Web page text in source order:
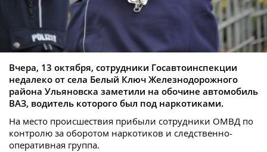
Вчера, 13 октября, сотрудники Госавтоинспекции
недалеко от села Белый Ключ Железнодорожного
района Ульяновска заметили на обочине автомобиль
ВАЗ, водитель которого был под наркотиками.
На место происшествия прибыли сотрудники ОМВД по
контролю за оборотом наркотиков и следственно-
оперативная группа.